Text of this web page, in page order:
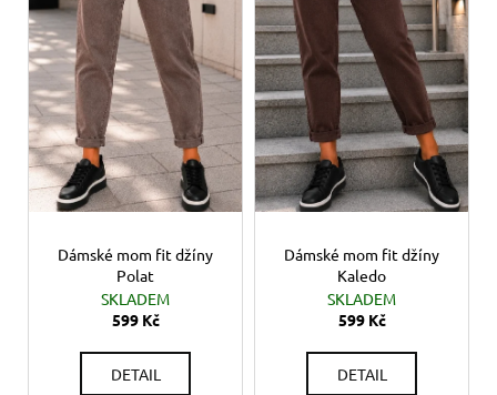
Dámské mom fit džíny
Polat
SKLADEM
599 Kč
DETAIL
Dámské mom fit džíny
Kaledo
SKLADEM
599 Kč
DETAIL